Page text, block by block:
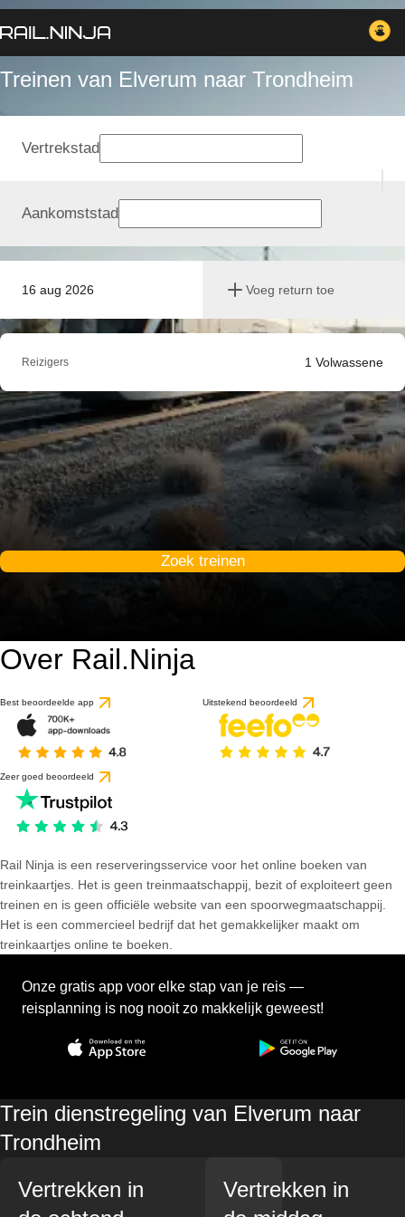
Treinen van Elverum naar Trondheim
16 aug 2026 Voeg return toe
Vertrekstad
Aankomststad
Reizigers 1 Volwassene
Zoek treinen
Over Rail.Ninja
Best beoordeelde app Uitstekend beoordeeld
Zeer goed beoordeeld
Rail Ninja is een reserveringsservice voor het online boeken van
treinkaartjes. Het is geen treinmaatschappij, bezit of exploiteert geen
treinen en is geen officiële website van een spoorwegmaatschappij.
Het is een commercieel bedrijf dat het gemakkelijker maakt om
treinkaartjes online te boeken.
Onze gratis app voor elke stap van je reis —
reisplanning is nog nooit zo makkelijk geweest!
Trein dienstregeling van Elverum naar
Trondheim
Vertrekken in
Vertrekken in